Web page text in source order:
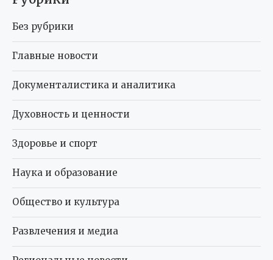
Без рубрики
Главные новости
Документалистика и аналитика
Духовность и ценности
Здоровье и спорт
Наука и образование
Общество и культура
Развлечения и медиа